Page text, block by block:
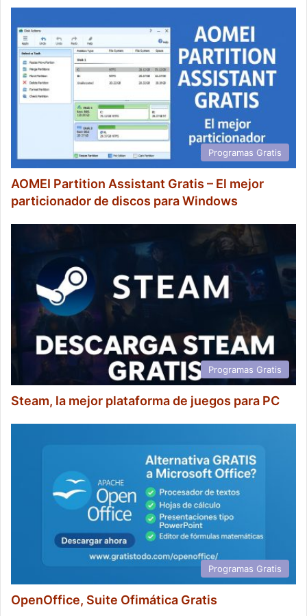
Programas Gratis
AOMEI Partition Assistant Gratis – El mejor
particionador de discos para Windows
Programas Gratis
Steam, la mejor plataforma de juegos para PC
Programas Gratis
OpenOffice, Suite Ofimática Gratis